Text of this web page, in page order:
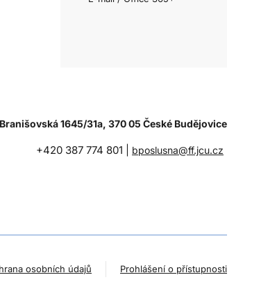
Branišovská 1645/31a, 370 05 České Budějovice
+420 387 774 801 | bposlusna@ff.jcu.cz
osobních údajů Prohlášení o přístupnosti